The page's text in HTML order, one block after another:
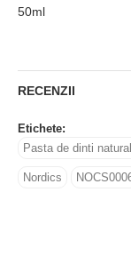
50ml
RECENZII
Etichete:
Pasta de dinti
Nordics